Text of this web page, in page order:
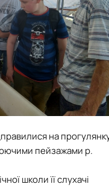
на
пейзажами р.
школи її слухачі